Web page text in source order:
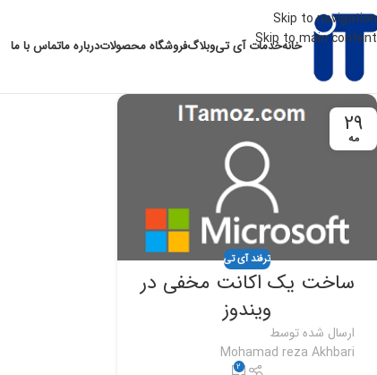
Skip to navigation
Skip to main content
خانهخدمات آی تیوبلاگفروشگاه محصولاتدرباره ماتماس با ما
29
مه
ترفند آی تی
ساخت یک اکانت مخفی در
ویندوز
ارسال شده توسط
Mohamad reza Akhbari
2